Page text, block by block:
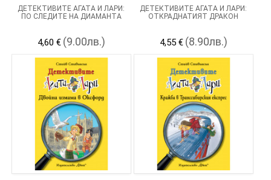
ДЕТЕКТИВИТЕ АГАТА И ЛАРИ:
ПО СЛЕДИТЕ НА ДИАМАНТА
4,60 € (9.00лв.)
ДЕТЕКТИВИТЕ АГАТА И ЛАРИ:
ОТКРАДНАТИЯТ ДРАКОН
4,55 € (8.90лв.)